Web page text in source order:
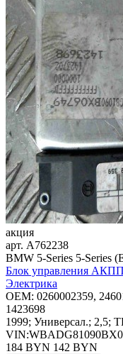
акция
арт. A762238
BMW 5-Series 5-Series
Блок управления
Электрика
OEM: 0260002359,
1423698
1999; Универсал.; 2,5;
184 BYN 142 BYN